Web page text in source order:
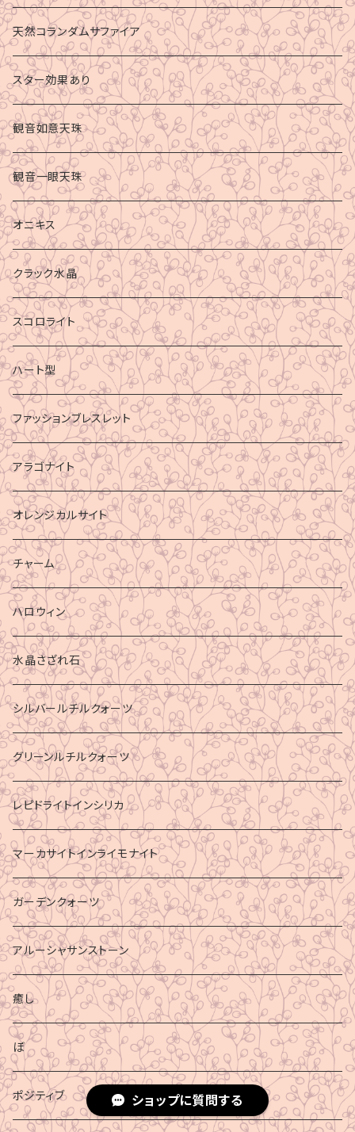
天然コランダムサファイア
スター効果あり
観音如意天珠
観音一眼天珠
オニキス
クラック水晶
スコロライト
ハート型
ファッションブレスレット
アラゴナイト
オレンジカルサイト
チャーム
ハロウィン
水晶さざれ石
シルバールチルクォーツ
グリーンルチルクォーツ
レピドライトインシリカ
マーカサイトインライモナイト
ガーデンクォーツ
アルーシャサンストーン
癒し
ぼ
ポジティブ ショップに質問する